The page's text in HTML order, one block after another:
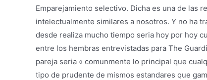
Emparejamiento selectivo. Dicha es una de las
intelectualmente similares a nosotros. Y no ha
desde realiza mucho tiempo seri­a hoy por hoy
entre los hembras entrevistadas para The
pareja seri­a « comunmente lo principal que
tipo de prudente de mismos estandares que